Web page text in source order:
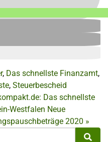
, Das schnellste Finanzamt,
, Steuerbescheid
Das schnellste
Westfalen Neue
2020 »